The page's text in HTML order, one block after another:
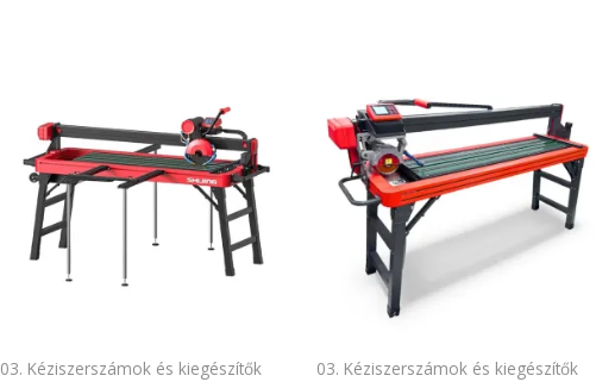
03. Kéziszerszámok és kiegészítők 03. Kéziszerszámok és kiegészítők